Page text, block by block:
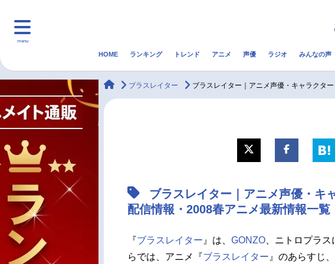
menu
マンガ・ラノベ
声優記事一覧
HOME ランキング トレンド アニメ 声優 ラジオ みんなの声
animateTimes
ブラスレイター ブラスレイター｜アニメ声優・キャラクタ
ブラスレイター｜アニメ声優・キ
配信情報・2008春アニメ最新情報一覧
『ブラスレイター 』は、 GONZO 、ニトロプラ
らでは、アニメ『ブラスレイター 』のあらすじ